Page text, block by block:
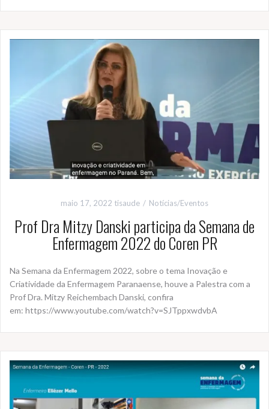
maio 17, 2022 tisaude Notícias/Eventos
Prof Dra Mitzy Danski participa da Semana de
Enfermagem 2022 do Coren PR
Na Semana da Enfermagem 2022, sobre o tema Inovação e
Criatividade da Enfermagem Paranaense, houve a Palestra com a
Prof Dra. Mitzy Reichembach Danski, confira
em: https://www.youtube.com/watch?v=SJTppxwdvbA